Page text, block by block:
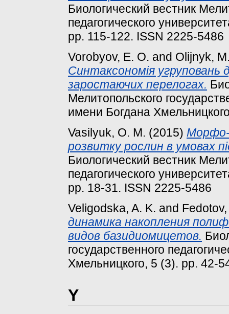
Биологический вестник
педагогического
pp. 115-122. ISSN 2225-5486
Vorobyov, E. O. and Olijnyk,
Синтаксономія угруповань
заростаючих перелогах.
Мелитопольского
имени Богдана
Vasilyuk, O. M. (2015) Морфо-
розвитку рослин в умовах
Биологический вестник
педагогического
pp. 18-31. ISSN 2225-5486
Veligodska, A. K. and
динамика накопления
видов базидиомицетов.
государственного
Хмельницкого, 5 (3). pp. 42-
Y